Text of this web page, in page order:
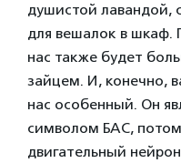
душистой лавандой,
для вешалок в шкаф.
нас также будет
зайцем. И, конечно,
нас особенный. Он
символом БАС,
двигательный